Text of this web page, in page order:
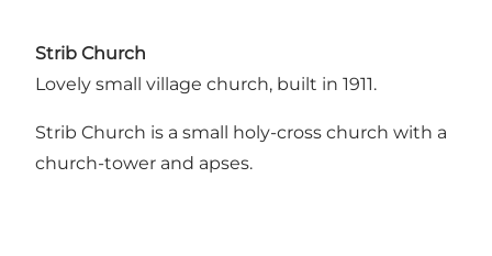
Strib Church
Lovely small village church, built in 1911.
Strib Church is a small holy-cross church with a
church-tower and apses.